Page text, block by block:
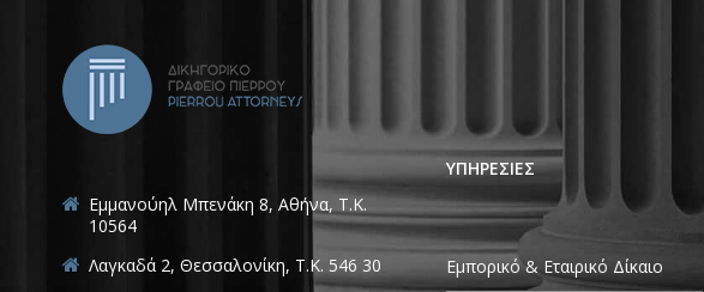
Εμμανούηλ Μπενάκη 8, Αθήνα, Τ.Κ.
10564
Λαγκαδά 2, Θεσσαλονίκη, T.K. 546 30
ΥΠΗΡΕΣΙΕΣ
Εμπορικό & Εταιρικό Δίκαιο